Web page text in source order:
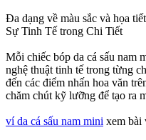
Đa dạng về màu sắc và họa tiết
Sự Tinh Tế trong Chi Tiết
Mỗi chiếc bóp da cá sấu nam
nghệ thuật tinh tế trong từng
đến các điểm nhấn hoa văn
chăm chút kỹ lưỡng để tạo ra
ví da cá sấu nam mini xem bài